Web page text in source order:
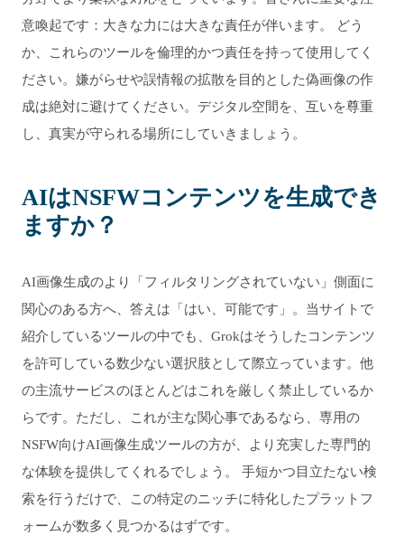
意喚起です：大きな力には大きな責任が伴います。 どう
か、これらのツールを倫理的かつ責任を持って使用してく
ださい。嫌がらせや誤情報の拡散を目的とした偽画像の作
成は絶対に避けてください。デジタル空間を、互いを尊重
し、真実が守られる場所にしていきましょう。
AIはNSFWコンテンツを生成でき
ますか？
AI画像生成のより「フィルタリングされていない」側面に
関心のある方へ、答えは「はい、可能です」。当サイトで
紹介しているツールの中でも、Grokはそうしたコンテンツ
を許可している数少ない選択肢として際立っています。他
の主流サービスのほとんどはこれを厳しく禁止しているか
らです。ただし、これが主な関心事であるなら、専用の
NSFW向けAI画像生成ツールの方が、より充実した専門的
な体験を提供してくれるでしょう。 手短かつ目立たない検
索を行うだけで、この特定のニッチに特化したプラットフ
ォームが数多く見つかるはずです。